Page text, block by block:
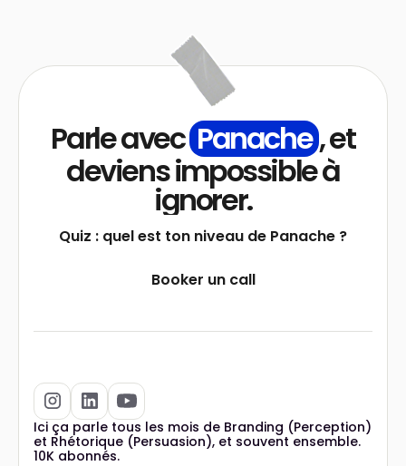
Parle avec Panache, et
deviens impossible à
ignorer.
Quiz : quel est ton niveau de Panache ?
Booker un call
Ici ça parle tous les mois de Branding (Perception)
et Rhétorique (Persuasion), et souvent ensemble.
10K abonnés.